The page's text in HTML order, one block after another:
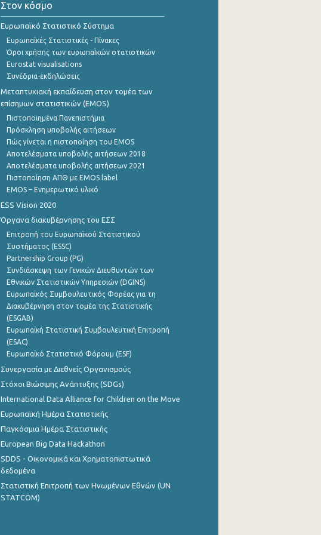
Στον κόσμο
Ευρωπαϊκό Στατιστικό Σύστημα
Ευρωπαϊκές Στατιστικές - Πίνακες
Όροι χρήσης των ευρωπαΪκών στατιστικών
Eurostat visualisations
Συνέδρια-εκδηλώσεις
Μεταπτυχιακή εκπαίδευση στον τομέα των
επίσημων στατιστικών (EMOS)
Πιστοποιημένα Πανεπιστήμια
Πρόσκληση υποβολής αιτήσεων
Πώς γίνεται η πιστοποίηση του EMOS
Αποτελέσματα υποβολής αιτήσεων 2018
Αποτελέσματα υποβολής αιτήσεων 2021
Πιστοποίηση ΑΠΘ με EMOS label
EMOS – Ενημερωτικό υλικό
ESS Vision 2020
Όργανα διακυβέρνησης του ΕΣΣ
Επιτροπή του Ευρωπαϊκού Στατιστικού
Συστήματος (ESSC)
Partnership Group (PG)
Συνδιάσκεψη των Γενικών Διευθυντών των
Εθνικών Στατιστικών Υπηρεσιών (DGINS)
Ευρωπαϊκός Συμβουλευτικός Φορέας για τη
Διακυβέρνηση στον τομέα της Στατιστικής
(ESGAB)
Ευρωπαϊκή Στατιστική Συμβουλευτική Επιτροπή
(ESAC)
Ευρωπαϊκό Στατιστικό Φόρουμ (ESF)
Συνεργασία με Διεθνείς Οργανισμούς
Στόχοι Βιώσιμης Ανάπτυξης (SDGs)
International Data Alliance for Children on the Move
Ευρωπαϊκή Ημέρα Στατιστικής
Παγκόσμια Ημέρα Στατιστικής
European Big Data Hackathon
SDDS - Οικονομικά και Χρηματοπιστωτικά
δεδομένα
Στατιστική Επιτροπή των Ηνωμένων Εθνών (UN
STATCOM)